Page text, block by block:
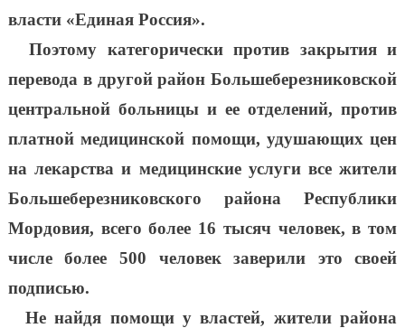
власти «Единая Россия».
Поэтому категорически против закрытия и
перевода в другой район Большеберезниковской
центральной больницы и ее отделений, против
платной медицинской помощи, удушающих цен
на лекарства и медицинские услуги все жители
Большеберезниковского района Республики
Мордовия, всего более 16 тысяч человек, в том
числе более 500 человек заверили это своей
подписью.
Не найдя помощи у властей, жители района